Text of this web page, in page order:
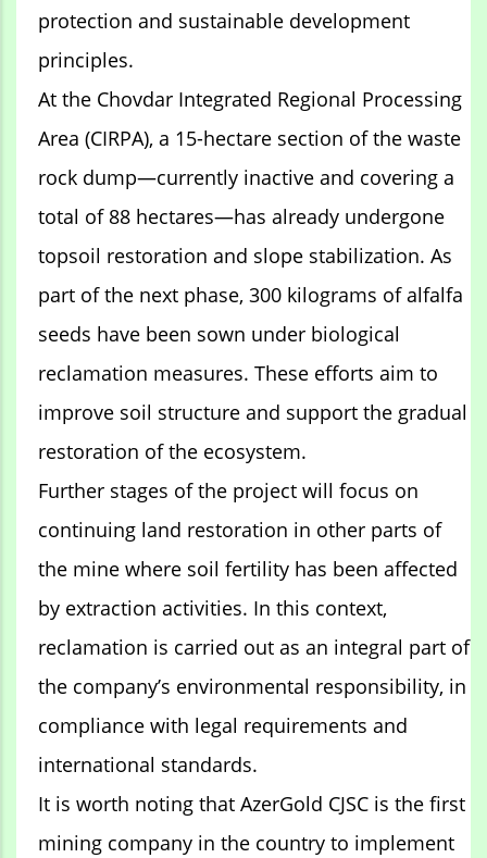
protection and sustainable development
principles.
At the Chovdar Integrated Regional Processing
Area (CIRPA), a 15-hectare section of the waste
rock dump—currently inactive and covering a
total of 88 hectares—has already undergone
topsoil restoration and slope stabilization. As
part of the next phase, 300 kilograms of alfalfa
seeds have been sown under biological
reclamation measures. These efforts aim to
improve soil structure and support the gradual
restoration of the ecosystem.
Further stages of the project will focus on
continuing land restoration in other parts of
the mine where soil fertility has been affected
by extraction activities. In this context,
reclamation is carried out as an integral part of
the company’s environmental responsibility, in
compliance with legal requirements and
international standards.
It is worth noting that AzerGold CJSC is the first
mining company in the country to implement